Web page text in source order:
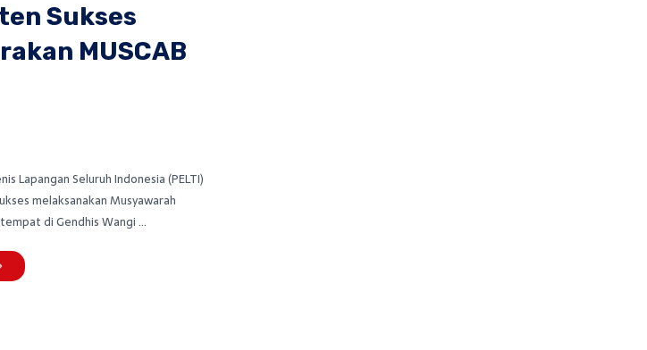
Sukses
MUSCAB
Lapangan Seluruh Indonesia (PELTI)
melaksanakan Musyawarah
di Gendhis Wangi ...